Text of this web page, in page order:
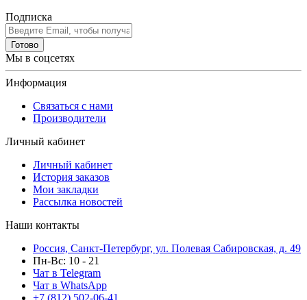
Подписка
Готово
Мы в соцсетях
Информация
Связаться с нами
Производители
Личный кабинет
Личный кабинет
История заказов
Мои закладки
Рассылка новостей
Наши контакты
Россия, Санкт-Петербург, ул. Полевая Сабировская, д. 49
Пн-Вс: 10 - 21
Чат в Telegram
Чат в WhatsApp
+7 (812) 502-06-41